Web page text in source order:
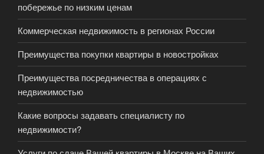
побережье по низким ценам
Коммерческая недвижимость в регионах России
Преимущества покупки квартиры в новостройках
Преимущества посредничества в операциях с
недвижимостью
Какие вопросы задавать специалисту по
недвижимости?